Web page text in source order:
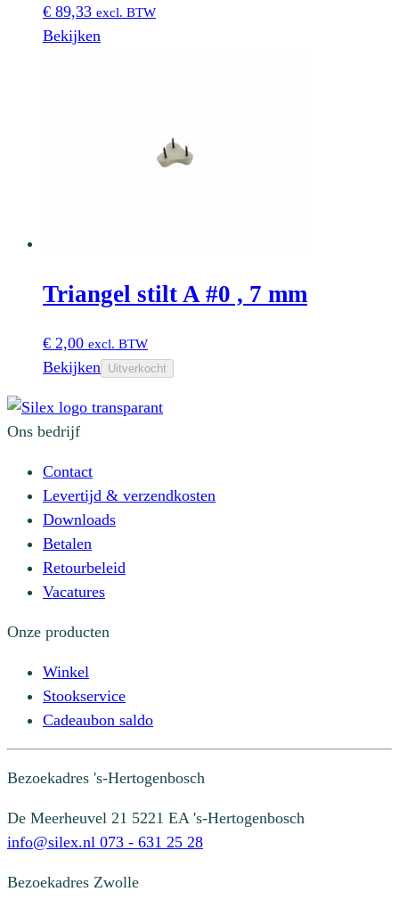
optie
productpagina
€ 89,33 excl. BTW
Bekijken
Triangel stilt A #0 , 7 mm
€ 2,00 excl. BTW
Bekijken Uitverkocht
Ons bedrijf
Contact
Levertijd & verzendkosten
Downloads
Betalen
Retourbeleid
Vacatures
Onze producten
Winkel
Stookservice
Cadeaubon saldo
Bezoekadres 's-Hertogenbosch
De Meerheuvel 21 5221 EA 's-Hertogenbosch
info@silex.nl 073 - 631 25 28
Bezoekadres Zwolle